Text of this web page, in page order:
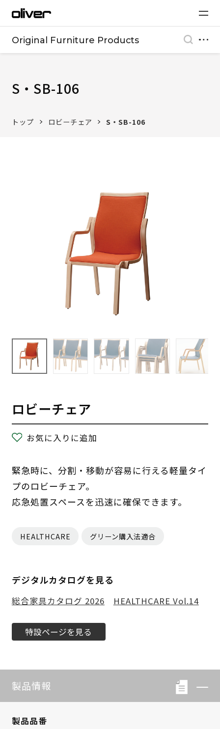
Original Furniture Products
S・SB-106
トップ ロビーチェア S・SB-106
ロビーチェア
お気に入りに追加
緊急時に、分割・移動が容易に行える軽量タイ
プのロビーチェア。
応急処置スペースを迅速に確保できます。
HEALTHCARE グリーン購入法適合
デジタルカタログを見る
総合家具カタログ 2026 HEALTHCARE Vol.14
特設ページを見る
製品情報
製品品番